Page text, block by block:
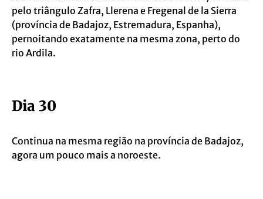
pelo triângulo Zafra, Llerena e Fregenal de la Sierra
(província de Badajoz, Estremadura, Espanha),
pernoitando exatamente na mesma zona, perto do
rio Ardila.
Dia 30
Continua na mesma região na província de Badajoz,
agora um pouco mais a noroeste.